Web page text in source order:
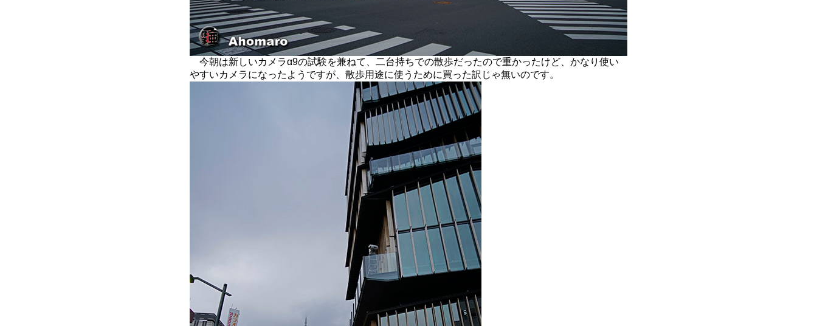
今朝は新しいカメラα9の試験を兼ねて、二台持ちでの散歩だったので重かったけど、かなり使い
やすいカメラになったようですが、散歩用途に使うために買った訳じゃ無いのです。